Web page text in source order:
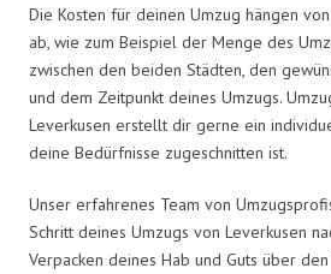
Die Kosten für deinen Umzug hängen
ab, wie zum Beispiel der Menge des
zwischen den beiden Städten, den
und dem Zeitpunkt deines Umzugs.
Leverkusen erstellt dir gerne ein
deine Bedürfnisse zugeschnitten ist.
Unser erfahrenes Team von
Schritt deines Umzugs von Leverkusen
Verpacken deines Hab und Guts über